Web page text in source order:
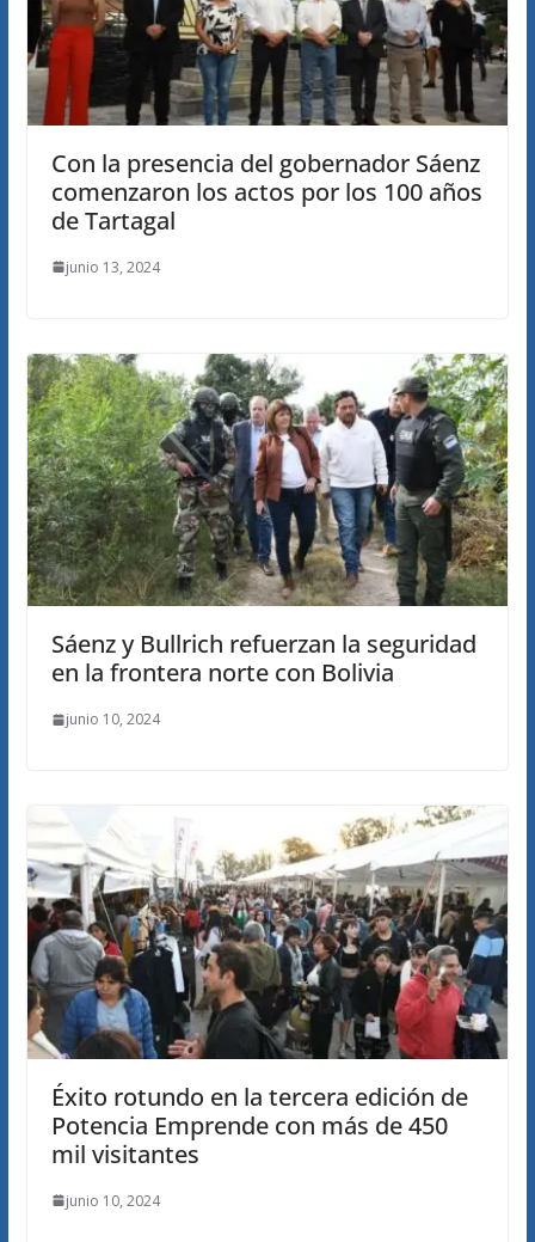
Con la presencia del gobernador Sáenz
comenzaron los actos por los 100 años
de Tartagal
junio 13, 2024
Sáenz y Bullrich refuerzan la seguridad
en la frontera norte con Bolivia
junio 10, 2024
Éxito rotundo en la tercera edición de
Potencia Emprende con más de 450
mil visitantes
junio 10, 2024